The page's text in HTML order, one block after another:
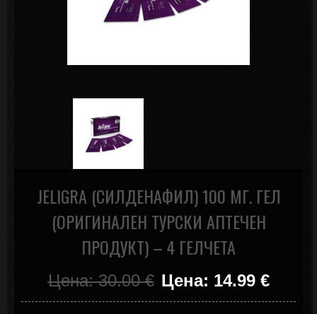
JELIGRA (СИЛДЕНАФИЛ) 100 МГ. ГЕЛ
(ОРИГИНАЛЕН ТУРСКИ АПТЕЧЕН
ПРОДУКТ) – 4 ГЕЛЧЕТА
Цена: 30.00€ Цена: 14.99 €